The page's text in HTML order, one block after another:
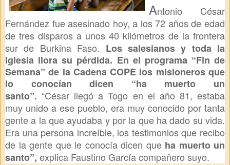
Antonio César
Fernández fue asesinado hoy, a los 72 años de edad
de tres disparos a unos 40 kilómetros de la frontera
sur de Burkina Faso. Los salesianos y toda la
Iglesia llora su pérdida. En el programa “Fin de
Semana” de la Cadena COPE los misioneros que
lo conocían dicen “ha muerto un
santo”. “César llegó a Togo en el año 81, estaba
muy unido a ese pueblo, era muy conocido por tanta
gente a la que ayudaba y por la que ha dado su vida.
Era una persona increíble, los testimonios que recibo
de la gente que le conocía dicen que ha muerto un
santo”, explica Faustino García compañero suyo.